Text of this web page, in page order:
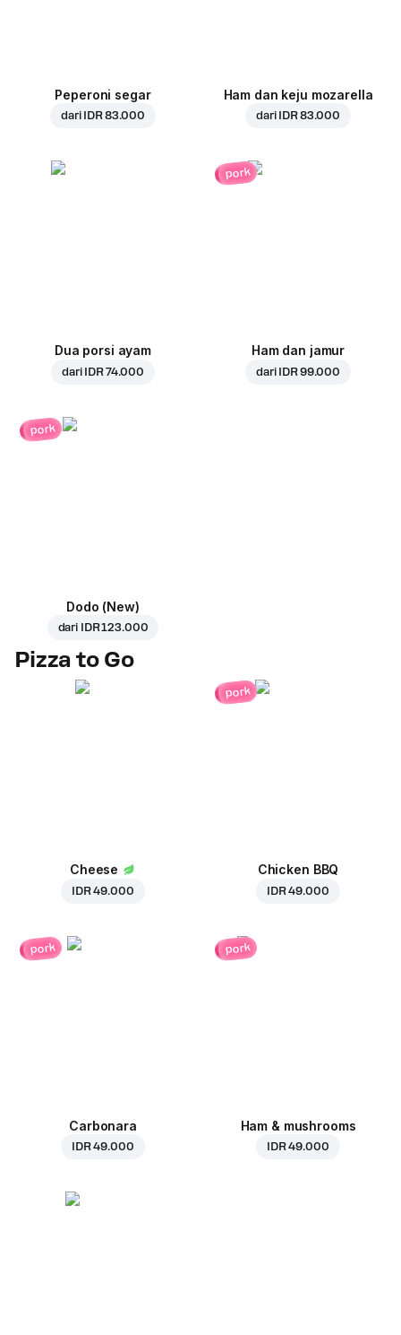
Peperoni segar
dari IDR 83.000
Ham dan keju mozarella
dari IDR 83.000
Dua porsi ayam
dari IDR 74.000
pork
Ham dan jamur
dari IDR 99.000
pork
Dodo (New)
dari IDR 123.000
Pizza to Go
Cheese
IDR 49.000
pork
Chicken BBQ
IDR 49.000
pork
Carbonara
IDR 49.000
pork
Ham & mushrooms
IDR 49.000